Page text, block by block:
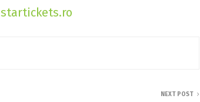
startickets.ro
NEXT POST